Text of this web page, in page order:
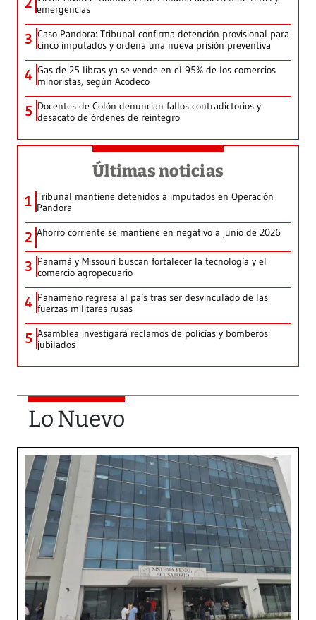
emergencias
3 Caso Pandora: Tribunal confirma detención provisional para
cinco imputados y ordena una nueva prisión preventiva
4 Gas de 25 libras ya se vende en el 95% de los comercios
minoristas, según Acodeco
5 Docentes de Colón denuncian fallos contradictorios y
desacato de órdenes de reintegro
Últimas noticias
1 Tribunal mantiene detenidos a imputados en Operación
Pandora
2 Ahorro corriente se mantiene en negativo a junio de 2026
3 Panamá y Missouri buscan fortalecer la tecnología y el
comercio agropecuario
4 Panameño regresa al país tras ser desvinculado de las
fuerzas militares rusas
5 Asamblea investigará reclamos de policías y bomberos
jubilados
Lo Nuevo